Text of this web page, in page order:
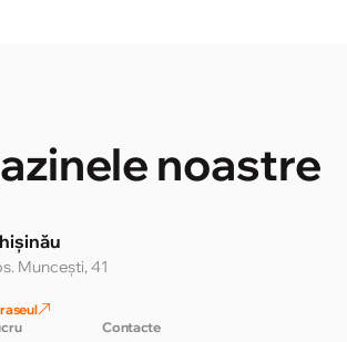
noastre
Muncești, 41
Contacte